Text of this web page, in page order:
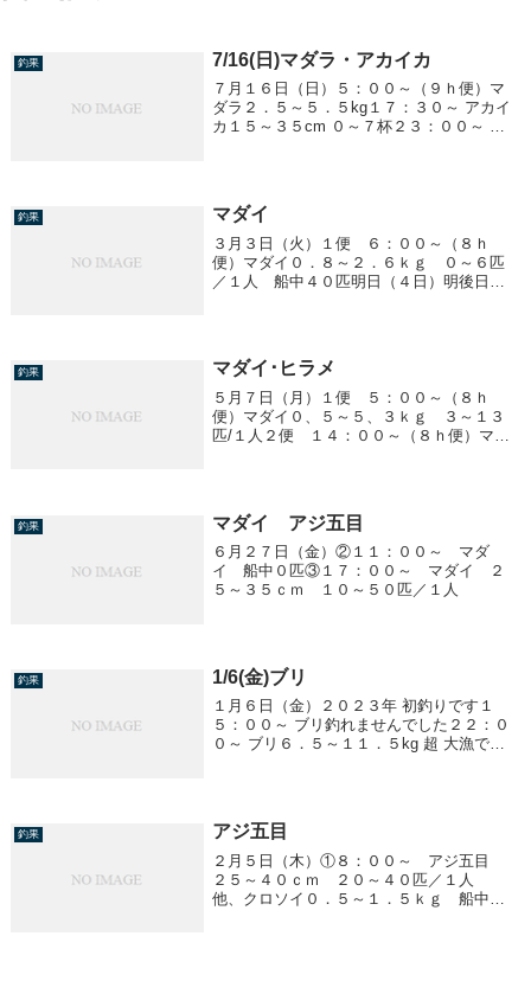
釣果 7/16(日)マダラ・アカイカ
７月１６日（日）５：００～（９ｈ便）マ
ダラ２．５～５．５kg１７：３０～ アカイ
カ１５～３５cm ０～７杯２３：００～ ア
釣果 マダイ
３月３日（火）１便 ６：００～（８ｈ
便）マダイ０．８～２．６ｋｇ ０～６匹
／１人 船中４０匹明日（４日）明後日
釣果 マダイ･ヒラメ
５月７日（月）１便 ５：００～（８ｈ
便）マダイ０、５～５、３ｋｇ ３～１３
匹/１人２便 １４：００～（８ｈ便）マダ
釣果 マダイ アジ五目
６月２７日（金）②１１：００～ マダ
イ 船中０匹③１７：００～ マダイ ２
５～３５ｃｍ １０～５０匹／１人
釣果 1/6(金)ブリ
１月６日（金）２０２３年 初釣りです１
５：００～ ブリ釣れませんでした２２：０
０～ ブリ６．５～１１．５kg 超 大漁でし
釣果 アジ五目
２月５日（木）①８：００～ アジ五目
２５～４０ｃｍ ２０～４０匹／１人
他、クロソイ０．５～１．５ｋｇ 船中１